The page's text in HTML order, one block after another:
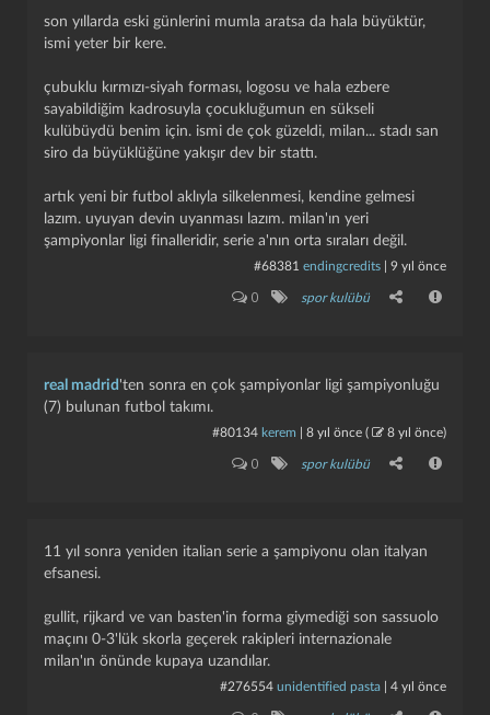
1994 şampiyonlar ligi finalinde, cruyff yönetiminde
11:
rossi, tassotti, panucci, albertini, galli, maldini, donadoni,
desailly, zvonomir boban, savicevic, massaro 'dur.
(yedeklerde kara bahtlı gianluigi lentini 'de bulunur)
iki maçta 4-0 bitmiştir.
totale vurulduğunda 90 ların ortasındaki kadrosunda:
rossi, panucci, maldini, baresi, lentini, desailly, george weah,
savicevic, costacurta, coco, reiziger, ambrosini, roberto
2000 lerin ortasında gene efsane bir kadro oluşturmuş, bu
gattuso, inzaghi, rui costa, nesta, dario simic, seedorf, pirlo,
son yıllarda eski günlerini mumla aratsa da hala büyüktür,
ismi yeter bir kere.
çubuklu kırmızı-siyah forması, logosu ve hala ezbere
sayabildiğim kadrosuyla çocukluğumun en sükseli
kulübüydü benim için. ismi de çok güzeldi, milan... stadı san
siro da büyüklüğüne yakışır dev bir stattı.
artık yeni bir futbol aklıyla silkelenmesi, kendine gelmesi
lazım. uyuyan devin uyanması lazım. milan'ın yeri
şampiyonlar ligi finalleridir, serie a'nın orta sıraları değil.
#68381 endingcredits 9 yıl önce
0 spor kulübü
real madrid 'ten sonra en çok şampiyonlar ligi şampiyonluğu
(7) bulunan futbol takımı.
#80134 kerem 8 yıl önce ( 8 yıl önce)
0 spor kulübü
11 yıl sonra yeniden italian serie a şampiyonu olan italyan
efsanesi.
gullit, rijkard ve van basten'in forma giymediği son sassuolo
maçını 0-3'lük skorla geçerek rakipleri internazionale
milan'ın önünde kupaya uzandılar.
#276554 unidentified pasta 4 yıl önce
kapat kaydet